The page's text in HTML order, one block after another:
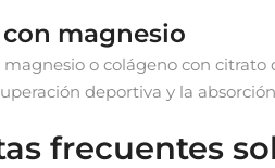
magnesio
magnesio o colágeno con
deportiva y la
frecuentes